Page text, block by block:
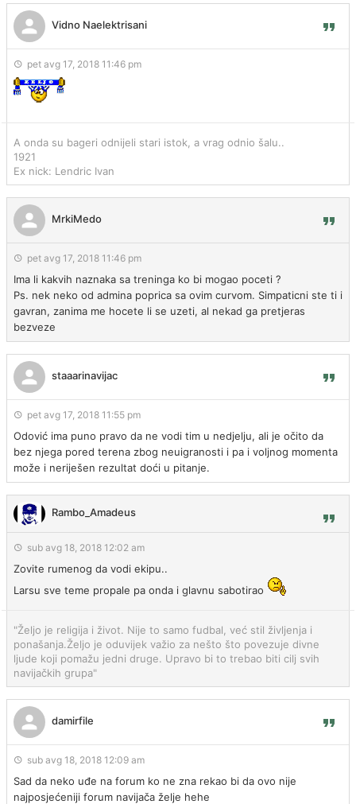
Vidno Naelektrisani
pet avg 17, 2018 11:46 pm
A onda su bageri odnijeli stari istok, a vrag odnio šalu..
1921
Ex nick: Lendric Ivan
MrkiMedo
pet avg 17, 2018 11:46 pm
Ima li kakvih naznaka sa treninga ko bi mogao poceti ?
Ps. nek neko od admina poprica sa ovim curvom. Simpaticni ste ti i
gavran, zanima me hocete li se uzeti, al nekad ga pretjeras
bezveze
staaarinavijac
pet avg 17, 2018 11:55 pm
Odović ima puno pravo da ne vodi tim u nedjelju, ali je očito da
bez njega pored terena zbog neuigranosti i pa i voljnog momenta
može i neriješen rezultat doći u pitanje.
Rambo_Amadeus
sub avg 18, 2018 12:02 am
Zovite rumenog da vodi ekipu..
Larsu sve teme propale pa onda i glavnu sabotirao
"Željo je religija i život. Nije to samo fudbal, već stil življenja i
ponašanja.Željo je oduvijek važio za nešto što povezuje divne
ljude koji pomažu jedni druge. Upravo bi to trebao biti cilj svih
navijačkih grupa"
damirfile
sub avg 18, 2018 12:09 am
Sad da neko uđe na forum ko ne zna rekao bi da ovo nije
najposjećeniji forum navijača želje hehe